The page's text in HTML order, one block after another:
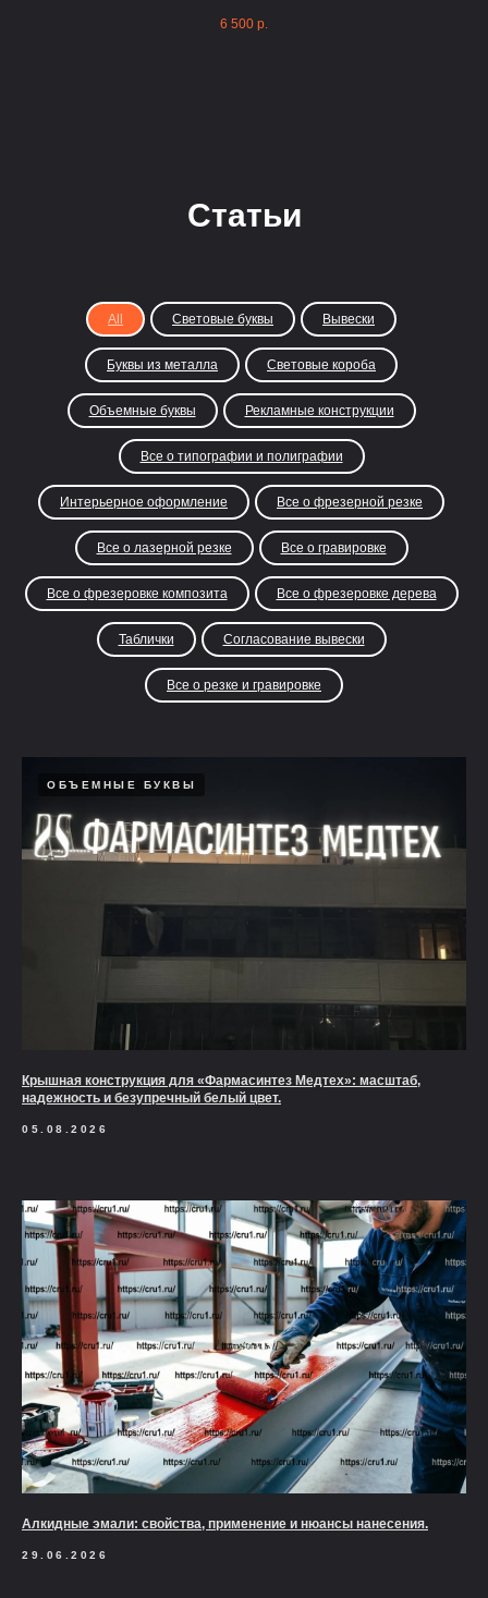
6 500 р.
Статьи
All Световые буквы Вывески
Буквы из металла Световые короба
Объемные буквы Рекламные конструкции
Все о типографии и полиграфии
Интерьерное оформление Все о фрезерной резке
Все о лазерной резке Все о гравировке
Все о фрезеровке композита Все о фрезеровке дерева
Таблички Согласование вывески
Все о резке и гравировке
ОБЪЕМНЫЕ БУКВЫ
Крышная конструкция для «Фармасинтез Медтех»: масштаб,
надежность и безупречный белый цвет.
05.08.2026
Алкидные эмали: свойства, применение и нюансы нанесения.
29.06.2026